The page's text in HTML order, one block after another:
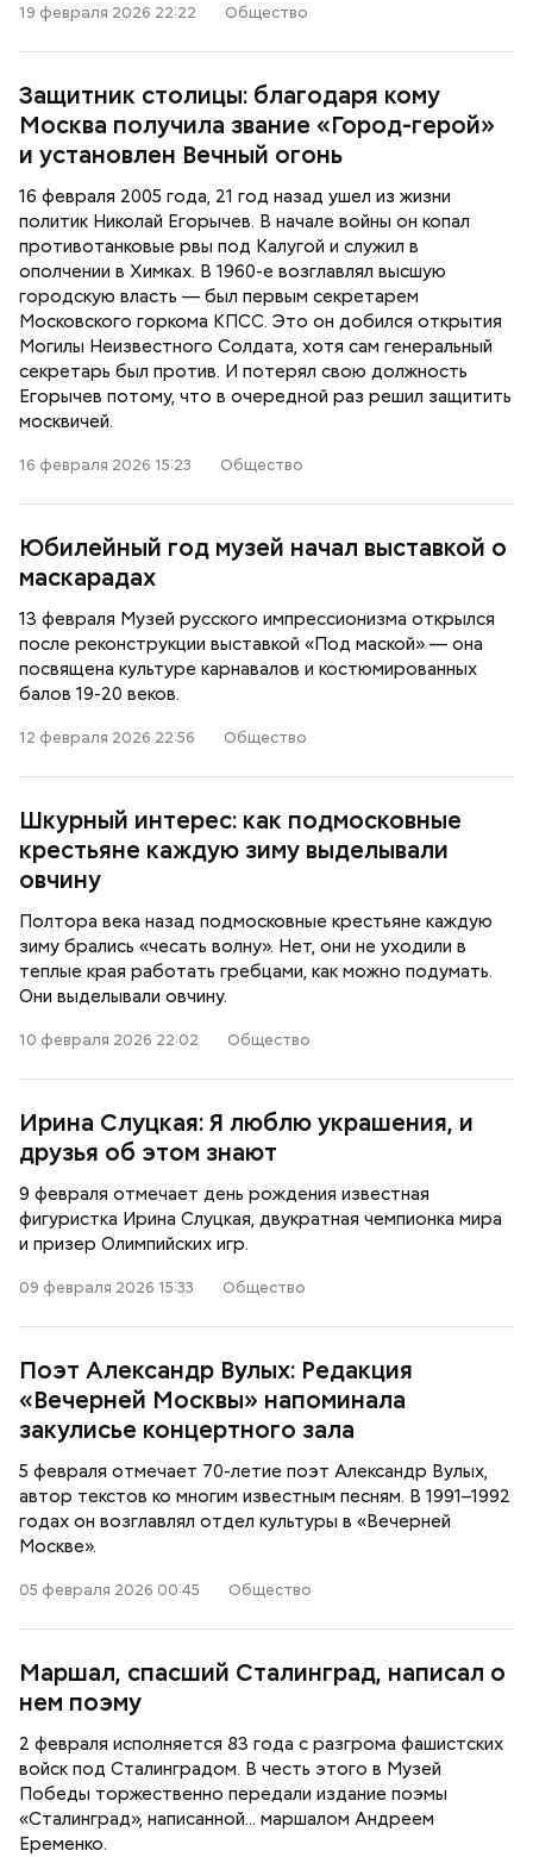
19 февраля 2026 22:22 Общество
Защитник столицы: благодаря кому
Москва получила звание «Город-герой»
и установлен Вечный огонь
16 февраля 2005 года, 21 год назад ушел из жизни
политик Николай Егорычев. В начале войны он копал
противотанковые рвы под Калугой и служил в
ополчении в Химках. В 1960-е возглавлял высшую
городскую власть — был первым секретарем
Московского горкома КПСС. Это он добился открытия
Могилы Неизвестного Солдата, хотя сам генеральный
секретарь был против. И потерял свою должность
Егорычев потому, что в очередной раз решил защитить
москвичей.
16 февраля 2026 15:23 Общество
Юбилейный год музей начал выставкой о
маскарадах
13 февраля Музей русского импрессионизма открылся
после реконструкции выставкой «Под маской» — она
посвящена культуре карнавалов и костюмированных
балов 19-20 веков.
12 февраля 2026 22:56 Общество
Шкурный интерес: как подмосковные
крестьяне каждую зиму выделывали
овчину
Полтора века назад подмосковные крестьяне каждую
зиму брались «чесать волну». Нет, они не уходили в
теплые края работать гребцами, как можно подумать.
Они выделывали овчину.
10 февраля 2026 22:02 Общество
Ирина Слуцкая: Я люблю украшения, и
друзья об этом знают
9 февраля отмечает день рождения известная
фигуристка Ирина Слуцкая, двукратная чемпионка мира
и призер Олимпийских игр.
09 февраля 2026 15:33 Общество
Поэт Александр Вулых: Редакция
«Вечерней Москвы» напоминала
закулисье концертного зала
5 февраля отмечает 70-летие поэт Александр Вулых,
автор текстов ко многим известным песням. В 1991–1992
годах он возглавлял отдел культуры в «Вечерней
Москве».
05 февраля 2026 00:45 Общество
Маршал, спасший Сталинград, написал о
нем поэму
2 февраля исполняется 83 года с разгрома фашистских
войск под Сталинградом. В честь этого в Музей
Победы торжественно передали издание поэмы
«Сталинград», написанной... маршалом Андреем
Еременко.